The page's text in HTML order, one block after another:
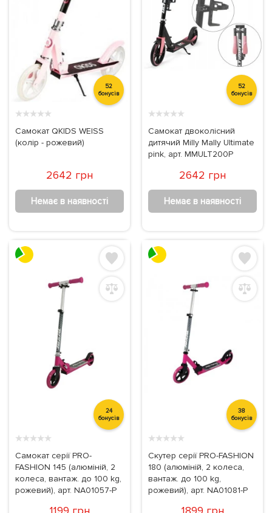
52
бонусів
★★★★★
Самокат QKIDS WEISS
(колір - рожевий)
2642 грн
Немає в наявності
52
бонусів
★★★★★
Самокат двоколісний
дитячий Milly Mally Ultimate
pink, арт. MMULT200P
2642 грн
Немає в наявності
24
бонусів
★★★★★
Самокат серії PRO-
FASHION 145 (алюміній, 2
колеса, вантаж. до 100 kg,
рожевий), арт. NA01057-P
38
бонусів
★★★★★
Скутер серії PRO-FASHION
180 (алюміній, 2 колеса,
вантаж. до 100 kg,
рожевий), арт. NA01081-P